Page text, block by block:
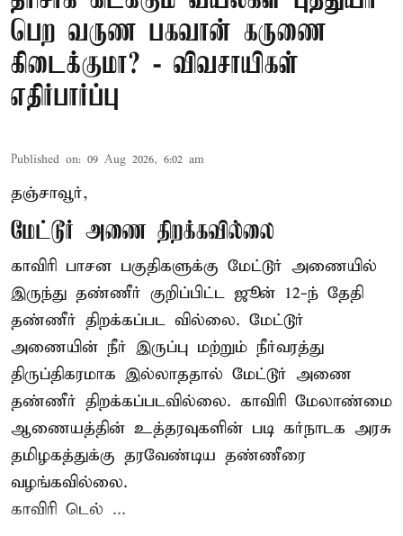
பெற வருண பகவான் கருணை
கிடைக்குமா? - விவசாயிகள்
எதிர்பார்ப்பு
Published on: 09 Aug 2026, 6:02 am
தஞ்சாவூர்,
மேட்டூர் அணை திறக்கவில்லை
காவிரி பாசன பகுதிகளுக்கு மேட்டூர் அணையில்
இருந்து தண்ணீர் குறிப்பிட்ட ஜூன் 12-ந் தேதி
தண்ணீர் திறக்கப்பட வில்லை. மேட்டூர்
அணையின் நீர் இருப்பு மற்றும் நீர்வரத்து
திருப்திகரமாக இல்லாததால் மேட்டூர் அணை
தண்ணீர் திறக்கப்படவில்லை. காவிரி மேலாண்மை
ஆணையத்தின் உத்தரவுகளின் படி கர்நாடக அரசு
தமிழகத்துக்கு தரவேண்டிய தண்ணீரை
வழங்கவில்லை.
காவிரி டெல் ...